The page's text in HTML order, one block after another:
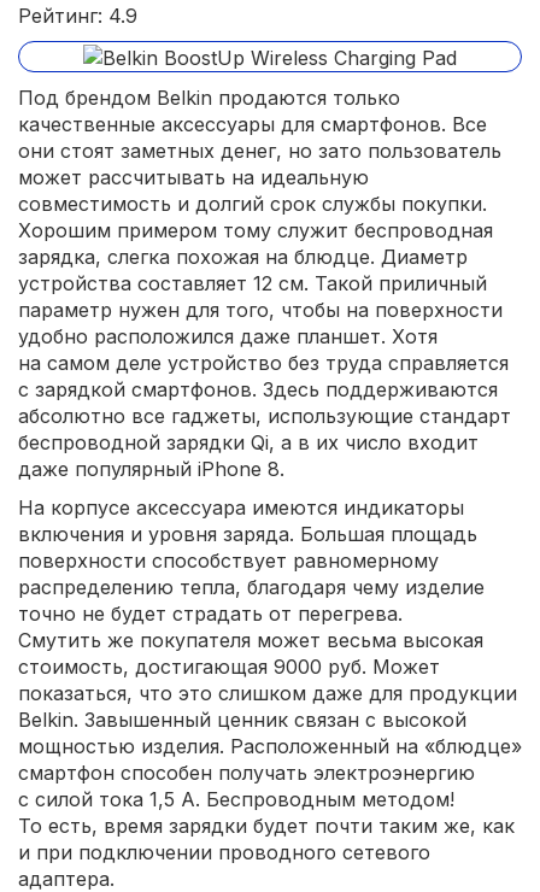
Рейтинг: 4.9
Под брендом Belkin продаются только
качественные аксессуары для смартфонов. Все
они стоят заметных денег, но зато пользователь
может рассчитывать на идеальную
совместимость и долгий срок службы покупки.
Хорошим примером тому служит беспроводная
зарядка, слегка похожая на блюдце. Диаметр
устройства составляет 12 см. Такой приличный
параметр нужен для того, чтобы на поверхности
удобно расположился даже планшет. Хотя
на самом деле устройство без труда справляется
с зарядкой смартфонов. Здесь поддерживаются
абсолютно все гаджеты, использующие стандарт
беспроводной зарядки Qi, а в их число входит
даже популярный iPhone 8.
На корпусе аксессуара имеются индикаторы
включения и уровня заряда. Большая площадь
поверхности способствует равномерному
распределению тепла, благодаря чему изделие
точно не будет страдать от перегрева.
Смутить же покупателя может весьма высокая
стоимость, достигающая 9000 руб. Может
показаться, что это слишком даже для продукции
Belkin. Завышенный ценник связан с высокой
мощностью изделия. Расположенный на «блюдце»
смартфон способен получать электроэнергию
с силой тока 1,5 А. Беспроводным методом!
То есть, время зарядки будет почти таким же, как
и при подключении проводного сетевого
адаптера.